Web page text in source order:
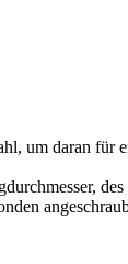
um daran